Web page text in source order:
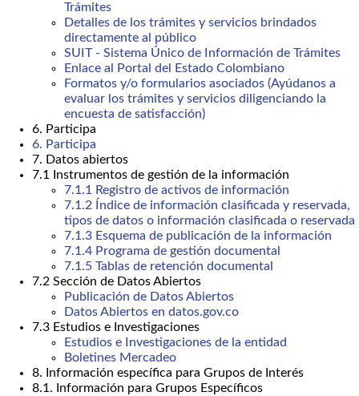
Trámites
Detalles de los trámites y servicios brindados
directamente al público
SUIT - Sistema Único de Información de Trámites
Enlace al Portal del Estado Colombiano
Formatos y/o formularios asociados (Ayúdanos a
evaluar los trámites y servicios diligenciando la
encuesta de satisfacción)
6. Participa
6. Participa
7. Datos abiertos
7.1 Instrumentos de gestión de la información
7.1.1 Registro de activos de información
7.1.2 Índice de información clasificada y reservada,
tipos de datos o información clasificada o reservada
7.1.3 Esquema de publicación de la información
7.1.4 Programa de gestión documental
7.1.5 Tablas de retención documental
7.2 Sección de Datos Abiertos
Publicación de Datos Abiertos
Datos Abiertos en datos.gov.co
7.3 Estudios e Investigaciones
Estudios e Investigaciones de la entidad
Boletines Mercadeo
8. Información específica para Grupos de Interés
8.1. Información para Grupos Específicos